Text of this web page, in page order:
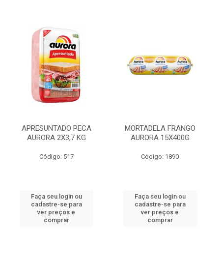
APRESUNTADO PECA
AURORA 2X3,7 KG
Código: 517
Faça seu login ou
cadastre-se para
ver preços e
comprar
MORTADELA FRANGO
AURORA 15X400G
Código: 1890
Faça seu login ou
cadastre-se para
ver preços e
comprar